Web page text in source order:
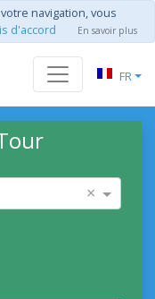
navigation, vous
d'accord En savoir plus
FR
×